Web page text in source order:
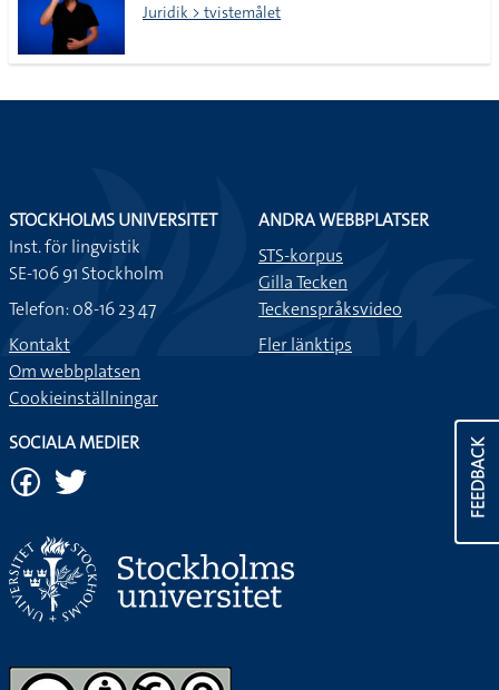
Juridik > tvistemålet
FEEDBACK
STOCKHOLMS UNIVERSITET
Inst. för lingvistik
SE-106 91 Stockholm
Telefon: 08-16 23 47
Kontakt
Om webbplatsen
Cookieinställningar
ANDRA WEBBPLATSER
STS-korpus
Gilla Tecken
Teckenspråksvideo
Fler länktips
SOCIALA MEDIER